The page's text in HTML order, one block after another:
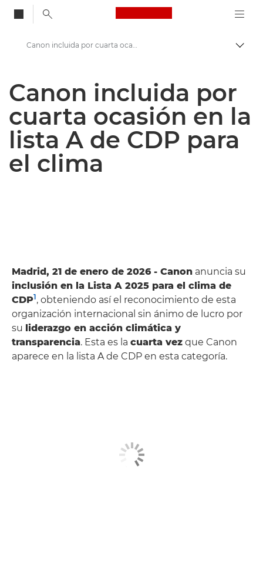
Canon Logo, back
Centro de prensa
Comunicados de prensa: Centro de prensa de Canon
Canon incluida por cuarta ocasión en la lista A de CDP para el clima
Canon incluida por
cuarta ocasión en la
lista A de CDP para
el clima
Madrid, 21 de enero de 2026 - Canon anuncia su
inclusión en la Lista A 2025 para el clima de
CDP1, obteniendo así el reconocimiento de esta
organización internacional sin ánimo de lucro por
su liderazgo en acción climática y
transparencia. Esta es la cuarta vez que Canon
aparece en la lista A de CDP en esta categoría.